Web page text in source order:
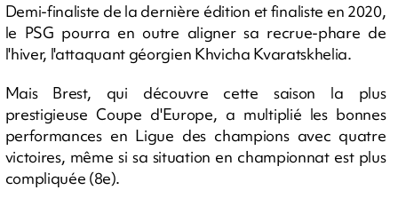
Demi-finaliste de la dernière édition et finaliste en 2020,
le PSG pourra en outre aligner sa recrue-phare de
l'hiver, l'attaquant géorgien Khvicha Kvaratskhelia.
Mais Brest, qui découvre cette saison la plus
prestigieuse Coupe d'Europe, a multiplié les bonnes
performances en Ligue des champions avec quatre
victoires, même si sa situation en championnat est plus
compliquée (8e).